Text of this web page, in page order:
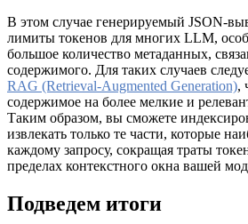
В этом случае генерируемый JSON-
лимиты токенов для многих LLM,
большое количество метаданных,
содержимого. Для таких случаев
RAG (Retrieval-Augmented Generation),
содержимое на более мелкие и
Таким образом, вы сможете
извлекать только те части, которые
каждому запросу, сокращая траты
пределах контекстного окна вашей
Подведем итоги